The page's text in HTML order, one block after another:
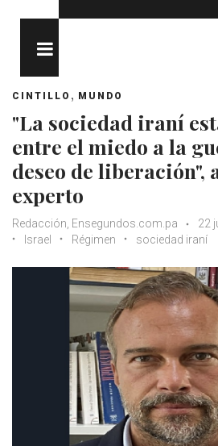
CINTILLO , MUNDO
"La sociedad iraní
entre el miedo a la
deseo de liberación",
experto
Redacción, Ensegundos.com.pa 22
Israel
Régimen sociedad iraní